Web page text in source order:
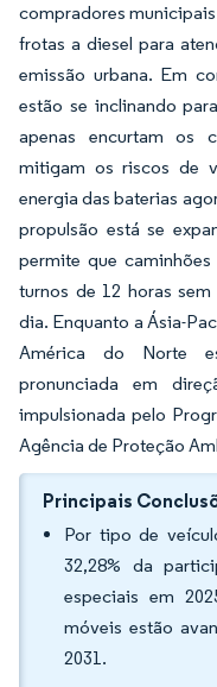
compradores
frotas a diesel para
emissão urbana. Em
estão se inclinando
apenas encurtam os
mitigam os riscos de
energia das baterias
propulsão está se
permite que
turnos de 12 horas
dia. Enquanto a Ásia-
América do Norte
pronunciada em
impulsionada pelo
Agência de Proteção
Principais
Por tipo de
32,28% da
especiais em
móveis estão
2031.